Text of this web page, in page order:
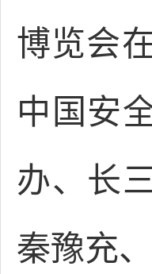
博览会
中国安
办、长
秦豫充